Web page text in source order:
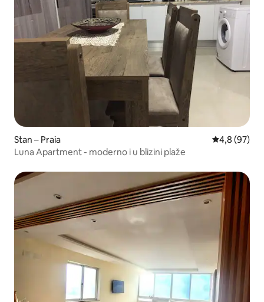
Stan – Praia Prosječna
4,8 (97)
Luna Apartment - moderno i u blizini plaže